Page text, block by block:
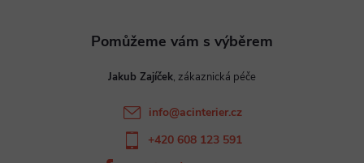
Jakub Zajíček
info@acinterier.cz
+420 608 123 591